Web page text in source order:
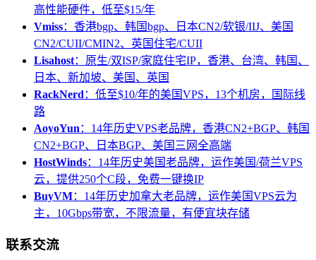
高性能硬件，低至$15/年
Vmiss：香港bgp、韩国bgp、日本CN2/软银/IIJ、美国
CN2/CUII/CMIN2、英国住宅/CUII
Lisahost：原生/双ISP/家庭住宅IP，香港、台湾、韩国、
日本、新加坡、美国、英国
RackNerd：低至$10/年的美国VPS，13个机房，国际线
路
AoyoYun：14年历史VPS老品牌，香港CN2+BGP、韩国
CN2+BGP、日本BGP、美国三网全高端
HostWinds：14年历史美国老品牌，运作美国/荷兰VPS
云，提供250个C段，免费一键换IP
BuyVM：14年历史加拿大老品牌，运作美国VPS云为
主，10Gbps带宽，不限流量，有便宜块存储
联系交流